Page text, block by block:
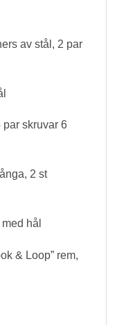
av stål, 2 par
par skruvar 6
2 st
hål
& Loop” rem,